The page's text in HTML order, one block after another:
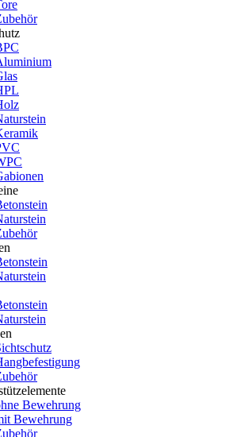
Bewehrung
Bewehrung